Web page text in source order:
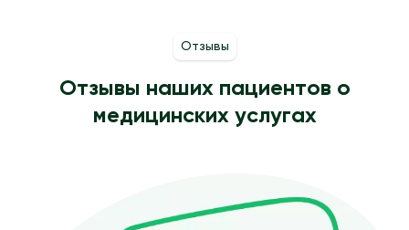
Отзывы
Отзывы наших пациентов о
медицинских услугах